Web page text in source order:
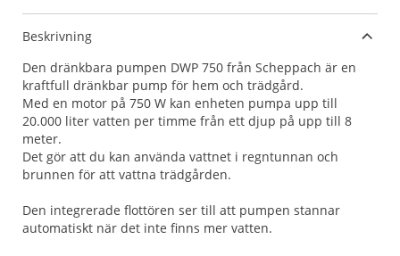
Beskrivning
Den dränkbara pumpen DWP 750 från Scheppach är en
kraftfull dränkbar pump för hem och trädgård.
Med en motor på 750 W kan enheten pumpa upp till
20.000 liter vatten per timme från ett djup på upp till 8
meter.
Det gör att du kan använda vattnet i regntunnan och
brunnen för att vattna trädgården.
Den integrerade flottören ser till att pumpen stannar
automatiskt när det inte finns mer vatten.